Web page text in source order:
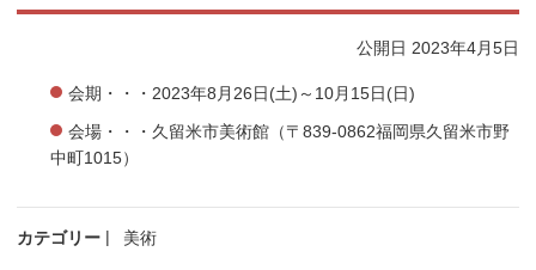
公開日 2023年4月5日
会期・・・2023年8月26日(土)～10月15日(日)
会場・・・ 久留米市美術館 （〒839-0862福岡県久留米市野
中町1015）
カテゴリー 美術